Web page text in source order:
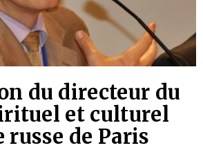
du directeur du
et culturel
de Paris